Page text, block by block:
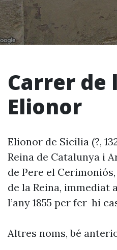
Carrer de
Elionor
Elionor de Sicília (?,
Reina de Catalunya i
de Pere el
de la Reina,
l’any 1855 per fer-hi
Altres noms, bé